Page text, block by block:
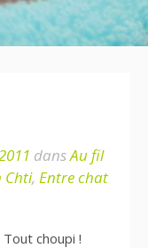
dansAu fil
Chti, Entre chat
choupi !